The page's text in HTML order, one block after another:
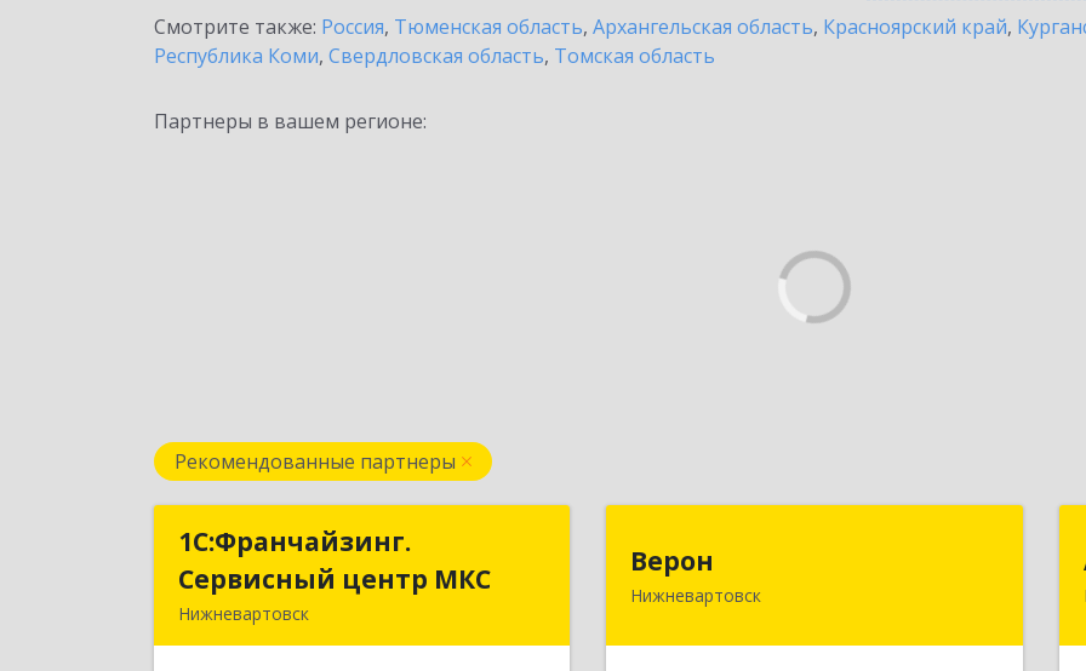
Смотрите также: Россия, Тюменская область, Архангельская область, Красноярский край,
Республика Коми, Свердловская область, Томская область
Партнеры в вашем регионе:
Рекомендованные партнеры
1С:Франчайзинг.
Сервисный центр МКС
Нижневартовск
1С:Франчайзинг.
Сервисный центр МКС
Верон
Нижневартовск628609, Ханты-Мансийский